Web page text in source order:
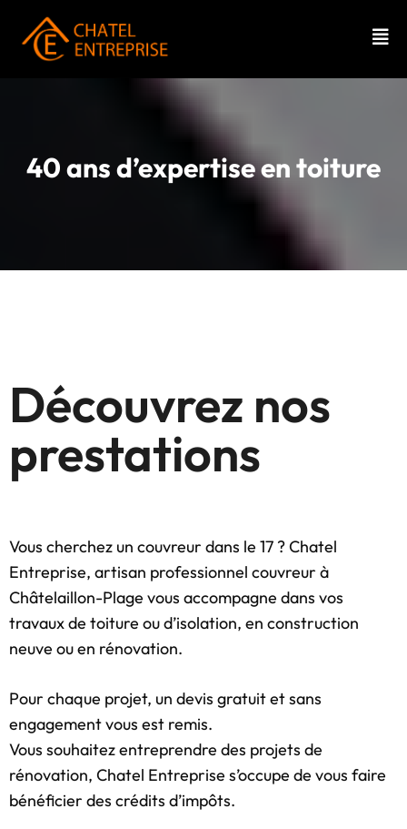
40 ans d’expertise en toiture
Découvrez nos
prestations
Vous cherchez un couvreur dans le 17 ? Chatel
Entreprise, artisan professionnel couvreur à
Châtelaillon-Plage vous accompagne dans vos
travaux de toiture ou d’isolation, en construction
neuve ou en rénovation.
Pour chaque projet, un devis gratuit et sans
engagement vous est remis.
Vous souhaitez entreprendre des projets de
rénovation, Chatel Entreprise s’occupe de vous faire
bénéficier des crédits d’impôts.